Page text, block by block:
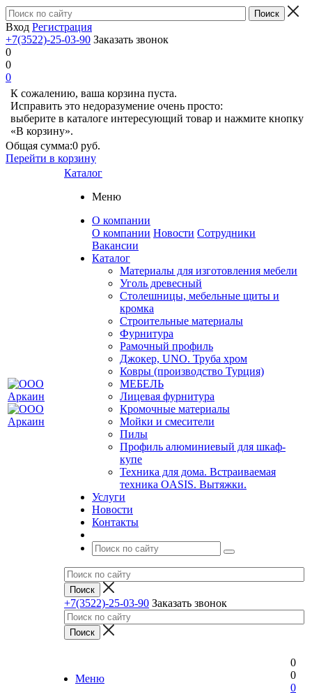
Вход Регистрация
+7(3522)-25-03-90 Заказать звонок
0
0
0
К сожалению, ваша корзина пуста.
Исправить это недоразумение очень просто:
выберите в каталоге интересующий товар и нажмите кнопку
«В корзину».
Общая сумма:0 руб.
Перейти в корзину
Каталог
Меню
О компании
О компании Новости Сотрудники
Вакансии
Каталог
Материалы для изготовления мебели
Уголь древесный
Столешницы, мебельные щиты и
кромка
Строительные материалы
Фурнитура
Рамочный профиль
Джокер, UNO. Труба хром
Ковры (производство Турция)
МЕБЕЛЬ
Лицевая фурнитура
Кромочные материалы
Мойки и смесители
Пилы
Профиль алюминиевый для шкаф-
купе
Техника для дома. Встраиваемая
техника OASIS. Вытяжки.
Услуги
Новости
Контакты
+7(3522)-25-03-90 Заказать звонок
Меню
0
0
0